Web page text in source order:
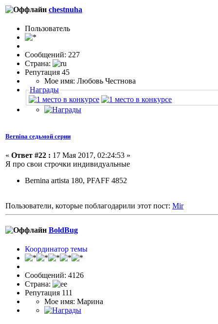
chestnuha
Пользовaтeль
Сообщений: 227
Страна:
Репутация 45
Мое имя: Любовь Честнова
Награды
Bernina седьмой серии
« Ответ #22 : 17 Мая 2017, 02:24:53 »
Я про свои строчки индивидуальные
Bernina artista 180, PFAFF 4852
Пользователи, которые поблагодарили этот пост: Mir
BoldBug
Координатор темы
Сообщений: 4126
Страна:
Репутация 111
Мое имя: Марина